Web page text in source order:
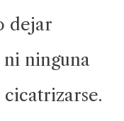
dejar
ni ninguna